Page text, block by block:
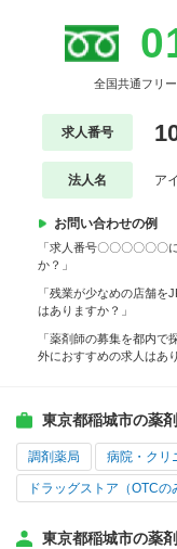
全国共通フリ
求人番号
法人名 ア
お問い合わせの例
「求人番号〇〇〇〇〇
か？」
「残業が少なめの店舗
はありますか？」
「薬剤師の募集を都内
外におすすめの求人はあ
東京都稲城市の薬
調剤薬局 病院・クリ
ドラッグストア（OTCの
東京都稲城市の薬